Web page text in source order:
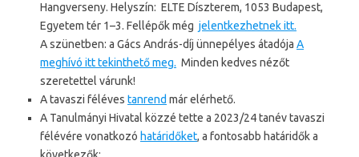
Hangverseny. Helyszín: ELTE Díszterem, 1053 Budapest,
Egyetem tér 1–3. Fellépők még jelentkezhetnek itt.
A szünetben: a Gács András-díj ünnepélyes átadója A
meghívó itt tekinthető meg. Minden kedves nézőt
szeretettel várunk!
A tavaszi féléves tanrend már elérhető.
A Tanulmányi Hivatal közzé tette a 2023/24 tanév tavaszi
félévére vonatkozó határidőket, a fontosabb határidők a